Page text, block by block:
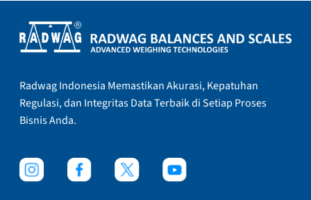
Radwag Indonesia Memastikan Akurasi, Kepatuhan
Regulasi, dan Integritas Data Terbaik di Setiap Proses
Bisnis Anda.